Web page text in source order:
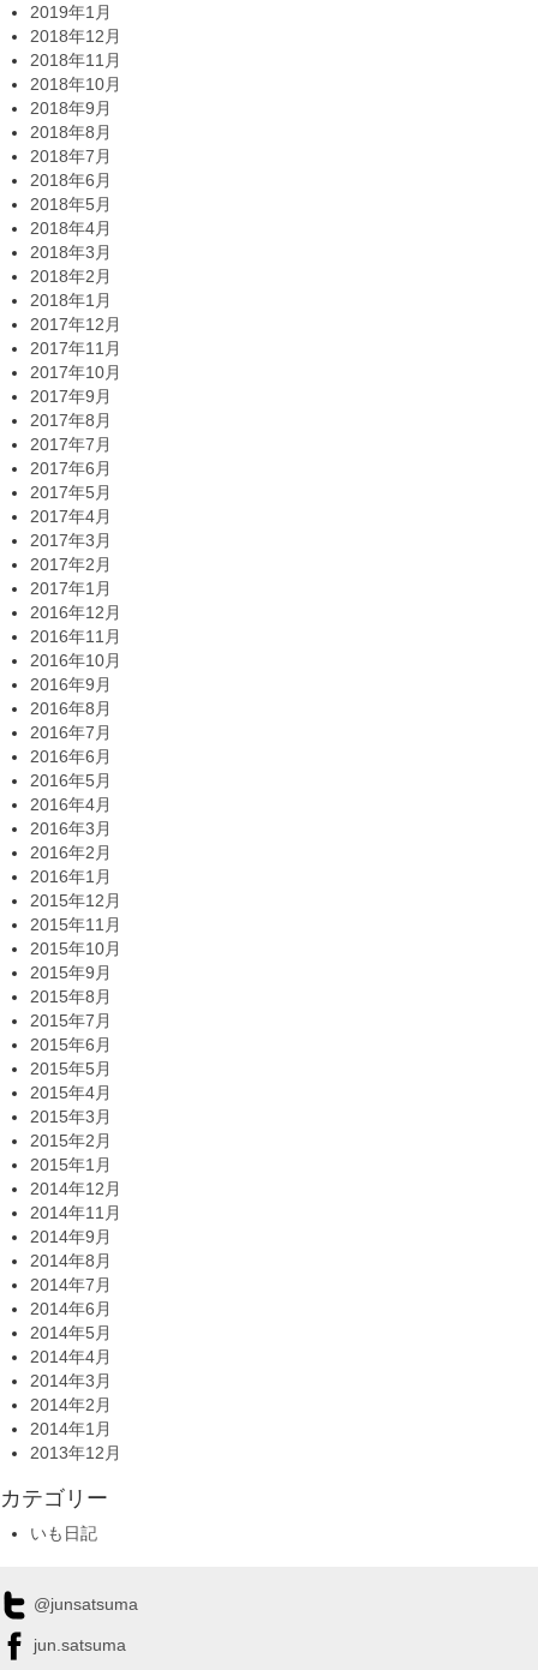
2019年1月
2018年12月
2018年11月
2018年10月
2018年9月
2018年8月
2018年7月
2018年6月
2018年5月
2018年4月
2018年3月
2018年2月
2018年1月
2017年12月
2017年11月
2017年10月
2017年9月
2017年8月
2017年7月
2017年6月
2017年5月
2017年4月
2017年3月
2017年2月
2017年1月
2016年12月
2016年11月
2016年10月
2016年9月
2016年8月
2016年7月
2016年6月
2016年5月
2016年4月
2016年3月
2016年2月
2016年1月
2015年12月
2015年11月
2015年10月
2015年9月
2015年8月
2015年7月
2015年6月
2015年5月
2015年4月
2015年3月
2015年2月
2015年1月
2014年12月
2014年11月
2014年9月
2014年8月
2014年7月
2014年6月
2014年5月
2014年4月
2014年3月
2014年2月
2014年1月
2013年12月
カテゴリー
いも日記
@junsatsuma
jun.satsuma